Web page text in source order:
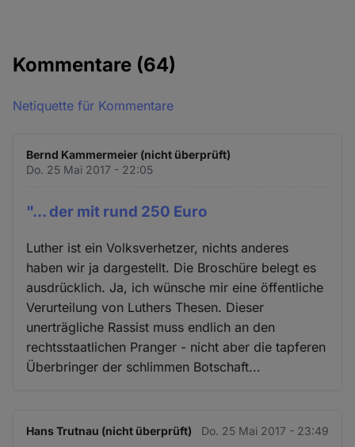
Kommentare (64)
Netiquette für Kommentare
Bernd Kammermeier (nicht überprüft)
Do. 25 Mai 2017 - 22:05
"... der mit rund 250 Euro
Luther ist ein Volksverhetzer, nichts anderes
haben wir ja dargestellt. Die Broschüre belegt es
ausdrücklich. Ja, ich wünsche mir eine öffentliche
Verurteilung von Luthers Thesen. Dieser
unerträgliche Rassist muss endlich an den
rechtsstaatlichen Pranger - nicht aber die tapferen
Überbringer der schlimmen Botschaft...
Hans Trutnau (nicht überprüft) Do. 25 Mai 2017 - 23:49